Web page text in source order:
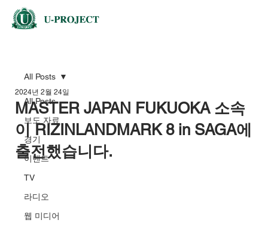
All Posts
보도 자료
경기
이벤트
TV
라디오
웹 미디어
All Posts
MASTER JAPAN FUKUOKA 소속
이 RIZINLANDMARK 8 in SAGA에
출전했습니다.
2024년 2월 24일